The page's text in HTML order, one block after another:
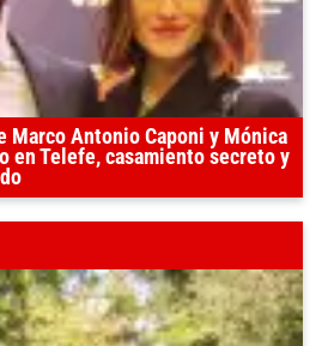
Marco Antonio Caponi y Mónica
en Telefe, casamiento secreto y